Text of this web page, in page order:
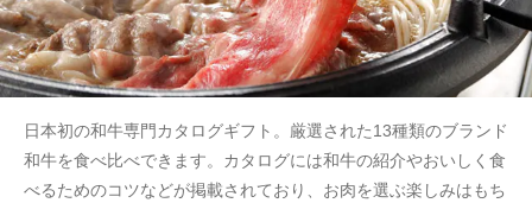
日本初の和牛専門カタログギフト。厳選された13種類のブランド
和牛を食べ比べできます。カタログには和牛の紹介やおいしく食
べるためのコツなどが掲載されており、お肉を選ぶ楽しみはもち